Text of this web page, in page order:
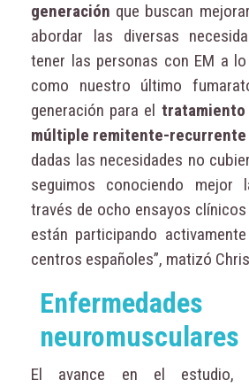
generación que buscan
abordar las diversas
tener las personas con EM a
como nuestro último
generación para el
múltiple remitente-recurrente
dadas las necesidades no
seguimos conociendo mejor
través de ocho ensayos
están participando
centros españoles”, matizó
Enfermedades
neuromusculares
El avance en el estudio,